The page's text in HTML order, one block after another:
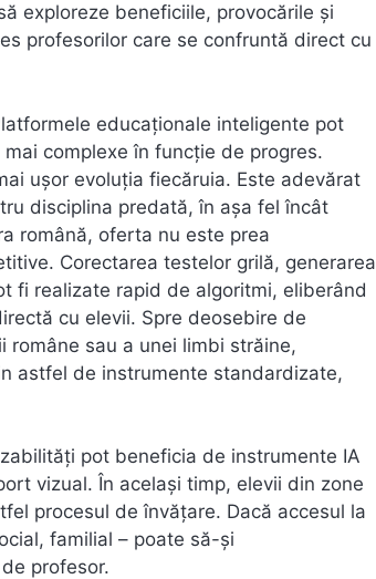
exploreze beneficiile, provocările și
profesorilor care se confruntă direct cu
educaționale inteligente pot
complexe în funcție de progres.
ușor evoluția fiecăruia. Este adevărat
disciplina predată, în așa fel încât
română, oferta nu este prea
Corectarea testelor grilă, generarea
fi realizate rapid de algoritmi, eliberând
cu elevii. Spre deosebire de
române sau a unei limbi străine,
astfel de instrumente standardizate,
pot beneficia de instrumente IA
vizual. În același timp, elevii din zone
procesul de învățare. Dacă accesul la
familial – poate să-și
profesor.